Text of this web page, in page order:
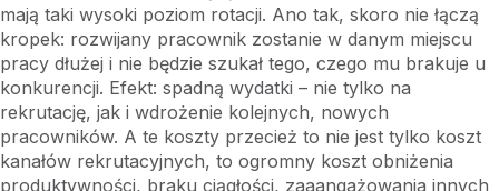
mają taki wysoki poziom rotacji. Ano tak, skoro nie łączą
kropek: rozwijany pracownik zostanie w danym miejscu
pracy dłużej i nie będzie szukał tego, czego mu brakuje u
konkurencji. Efekt: spadną wydatki – nie tylko na
rekrutację, jak i wdrożenie kolejnych, nowych
pracowników. A te koszty przecież to nie jest tylko koszt
kanałów rekrutacyjnych, to ogromny koszt obniżenia
produktywności, braku ciągłości, zaaangażowania innych